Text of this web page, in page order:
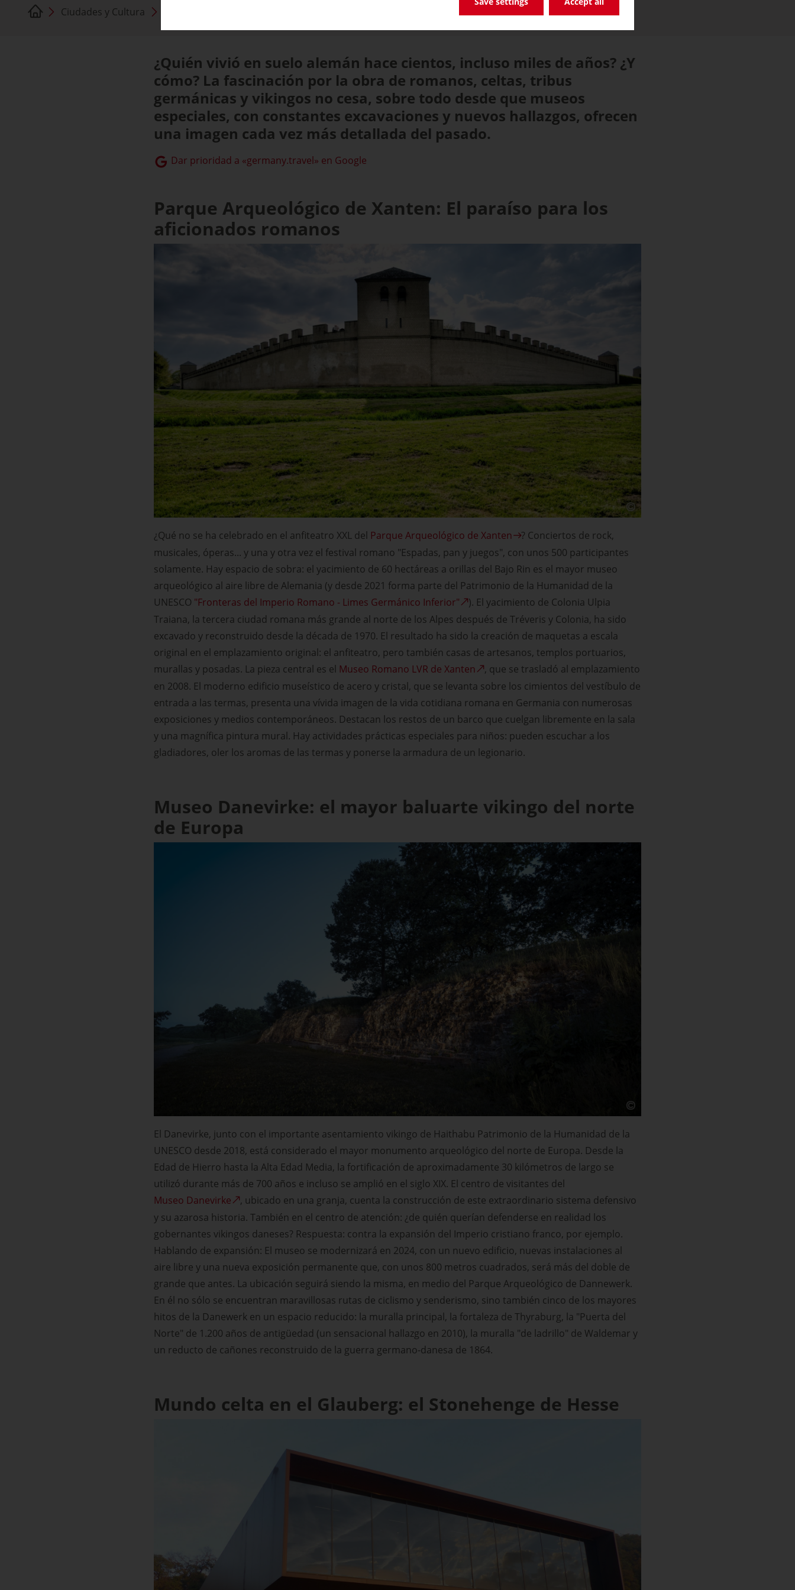
Ciudades y Cultura
¿Quién vivió en suelo alemán hace cientos, incluso miles de años? ¿Y
cómo? La fascinación por la obra de romanos, celtas, tribus
germánicas y vikingos no cesa, sobre todo desde que museos
especiales, con constantes excavaciones y nuevos hallazgos, ofrecen
una imagen cada vez más detallada del pasado.
Dar prioridad a «germany.travel» en Google
Parque Arqueológico de Xanten: El paraíso para los
aficionados romanos
¿Qué no se ha celebrado en el anfiteatro XXL del Parque Arqueológico de Xanten
? Conciertos de rock,
musicales, óperas... y una y otra vez el festival romano "Espadas, pan y juegos", con unos 500 participantes
solamente. Hay espacio de sobra: el yacimiento de 60 hectáreas a orillas del Bajo Rin es el mayor museo
arqueológico al aire libre de Alemania (y desde 2021 forma parte del Patrimonio de la Humanidad de la
UNESCO "Fronteras del Imperio Romano - Limes Germánico Inferior"
). El yacimiento de Colonia Ulpia
Traiana, la tercera ciudad romana más grande al norte de los Alpes después de Tréveris y Colonia, ha sido
excavado y reconstruido desde la década de 1970. El resultado ha sido la creación de maquetas a escala
original en el emplazamiento original: el anfiteatro, pero también casas de artesanos, templos portuarios,
murallas y posadas. La pieza central es el Museo Romano LVR de Xanten
, que se trasladó al emplazamiento
en 2008. El moderno edificio museístico de acero y cristal, que se levanta sobre los cimientos del vestíbulo de
entrada a las termas, presenta una vívida imagen de la vida cotidiana romana en Germania con numerosas
exposiciones y medios contemporáneos. Destacan los restos de un barco que cuelgan libremente en la sala
y una magnífica pintura mural. Hay actividades prácticas especiales para niños: pueden escuchar a los
gladiadores, oler los aromas de las termas y ponerse la armadura de un legionario.
Museo Danevirke: el mayor baluarte vikingo del norte
de Europa
El Danevirke, junto con el importante asentamiento vikingo de Haithabu Patrimonio de la Humanidad de la
UNESCO desde 2018, está considerado el mayor monumento arqueológico del norte de Europa. Desde la
Edad de Hierro hasta la Alta Edad Media, la fortificación de aproximadamente 30 kilómetros de largo se
utilizó durante más de 700 años e incluso se amplió en el siglo XIX. El centro de visitantes del
Museo Danevirke
, ubicado en una granja, cuenta la construcción de este extraordinario sistema defensivo
y su azarosa historia. También en el centro de atención: ¿de quién querían defenderse en realidad los
gobernantes vikingos daneses? Respuesta: contra la expansión del Imperio cristiano franco, por ejemplo.
Hablando de expansión: El museo se modernizará en 2024, con un nuevo edificio, nuevas instalaciones al
aire libre y una nueva exposición permanente que, con unos 800 metros cuadrados, será más del doble de
grande que antes. La ubicación seguirá siendo la misma, en medio del Parque Arqueológico de Dannewerk.
En él no sólo se encuentran maravillosas rutas de ciclismo y senderismo, sino también cinco de los mayores
hitos de la Danewerk en un espacio reducido: la muralla principal, la fortaleza de Thyraburg, la "Puerta del
Norte" de 1.200 años de antigüedad (un sensacional hallazgo en 2010), la muralla "de ladrillo" de Waldemar y
un reducto de cañones reconstruido de la guerra germano-danesa de 1864.
Mundo celta en el Glauberg: el Stonehenge de Hesse